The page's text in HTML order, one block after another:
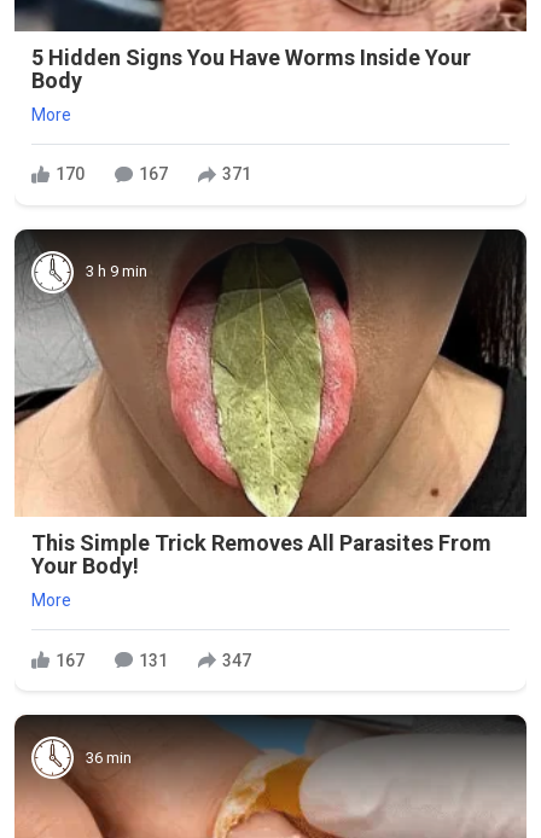
5 Hidden Signs You Have Worms Inside Your
Body
More
170 167 371
3 h 9 min
This Simple Trick Removes All Parasites From
Your Body!
More
167 131 347
36 min